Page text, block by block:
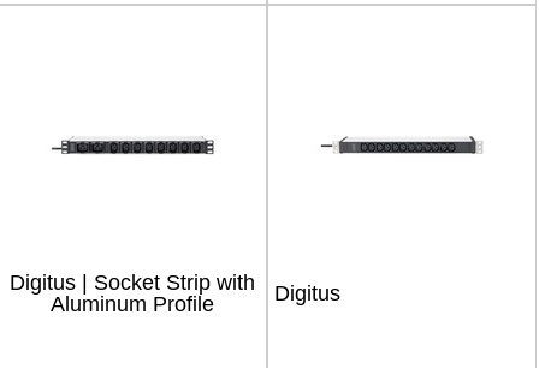
Digitus | Socket Strip with
Aluminum Profile
Digitus